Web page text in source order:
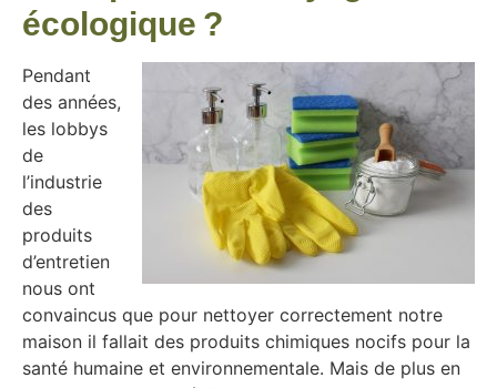
écologique ?
Pendant
des années,
les lobbys
de
l’industrie
des
produits
d’entretien
nous ont
convaincus que pour nettoyer correctement notre
maison il fallait des produits chimiques nocifs pour la
santé humaine et environnementale. Mais de plus en